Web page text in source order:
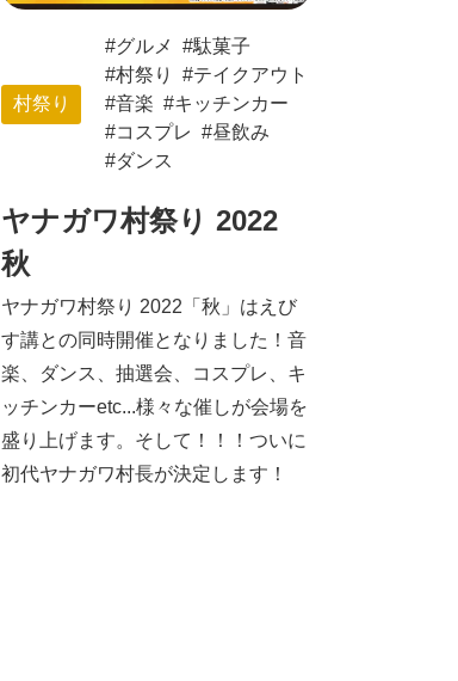
村祭り
グルメ
駄菓子
村祭り
テイクアウト
音楽
キッチンカー
コスプレ
昼飲み
ダンス
ヤナガワ村祭り 2022
秋
ヤナガワ村祭り 2022「秋」はえび
す講との同時開催となりました！音
楽、ダンス、抽選会、コスプレ、キ
ッチンカーetc...様々な催しが会場を
盛り上げます。そして！！！ついに
初代ヤナガワ村長が決定します！